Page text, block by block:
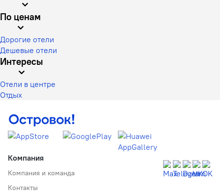
По ценам
Дорогие отели
Дешевые отели
Интересы
Отели в центре
Отдых
Компания
Компания и команда
Контакты